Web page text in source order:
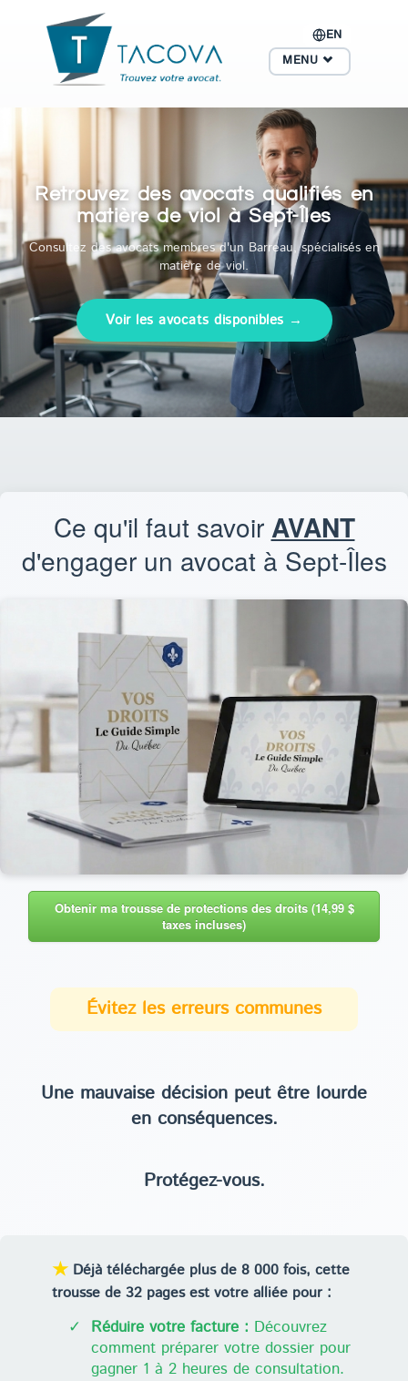
EN
MENU
Retrouvez des avocats qualifiés en
matière de viol à Sept-Îles
Consultez des avocats membres d'un Barreau, spécialisés en
matière de viol.
Voir les avocats disponibles →
Ce qu'il faut savoir AVANT
d'engager un avocat à Sept-Îles
Obtenir ma trousse de protections des droits (14,99 $
taxes incluses)
Évitez les erreurs communes
Une mauvaise décision peut être lourde
en conséquences.
Protégez-vous.
★ Déjà téléchargée plus de 8 000 fois, cette
trousse de 32 pages est votre alliée pour :
✓ Réduire votre facture : Découvrez
comment préparer votre dossier pour
gagner 1 à 2 heures de consultation.